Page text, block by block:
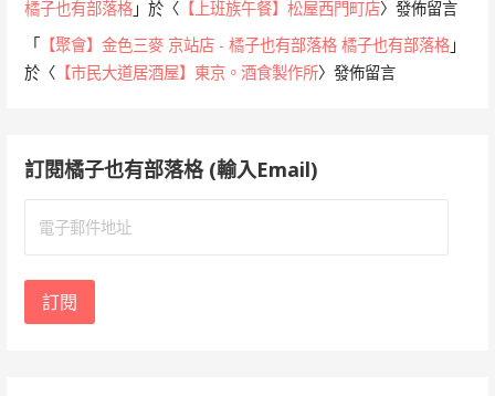
橘子也有部落格 」於〈 【上班族午餐】松屋西門町店〉發佈留言
「 【聚會】金色三麥 京站店 - 橘子也有部落格 橘子也有部落格 」
於〈 【市民大道居酒屋】東京。酒食製作所〉發佈留言
訂閱橘子也有部落格 (輸入Email)
地
訂閱